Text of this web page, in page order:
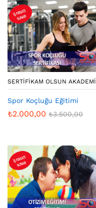
SERTIFIKAM OLSUN AKADEMI
Spor Koçluğu Eğitimi
₺2.000,00 ₺3.500,00